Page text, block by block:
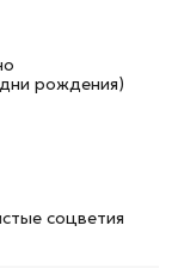
рождения)
соцветия